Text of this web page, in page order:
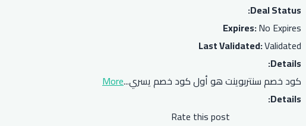
Deal Status:
Expires:No Expires
Last Validated:Validated
Details:
كود خصم سنتربوينت هو أول كود خصم يسري...
More
Details:
Rate this post